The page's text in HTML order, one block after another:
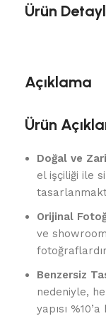
Ürün
Açıklama
Ürün
Doğal ve
el işçiliği ile
Orijinal
ve
Benzersiz
nedeniyle,
yapısı